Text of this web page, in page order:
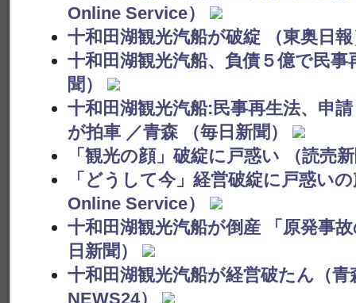
Online Service）
十和田湖観光汽船が破綻 （東奥日
十和田湖観光汽船、負債５億で民事
聞）
十和田湖観光汽船:民事再生法、申
が拍車 ／青森 （毎日新聞）
「観光の顔」破綻に戸惑い （読売
「どうして今」経営破綻に戸惑い
Online Service）
十和田湖観光汽船が倒産 「原発事
日新聞）
十和田湖観光汽船が経営破たん（
NEWS24）